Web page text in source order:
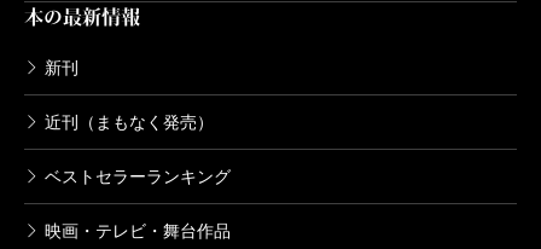
本の最新情報
新刊
近刊（まもなく発売）
ベストセラーランキング
映画・テレビ・舞台作品